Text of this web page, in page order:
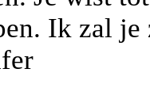
Ik zal je